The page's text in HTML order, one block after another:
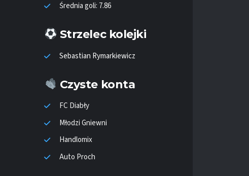
Średnia goli: 7.86
Strzelec kolejki
Sebastian Rymarkiewicz
Czyste konta
FC Diabły
Młodzi Gniewni
Handlomix
Auto Proch